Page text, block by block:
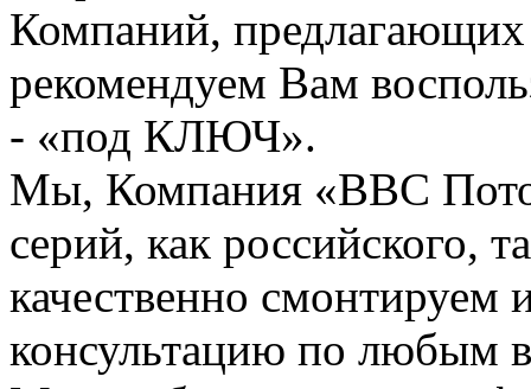
Компаний,
рекомендуем Вам
- «под КЛЮЧ».
Мы, Компания «ВВС
серий, как российского,
качественно смонтируем
консультацию по любым